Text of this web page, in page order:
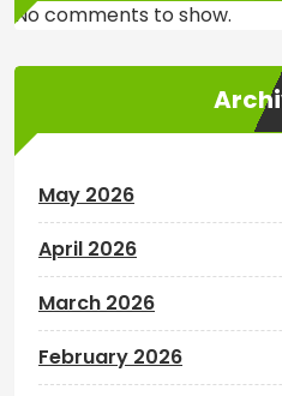
No comments to show.
May 2026
April 2026
March 2026
February 2026